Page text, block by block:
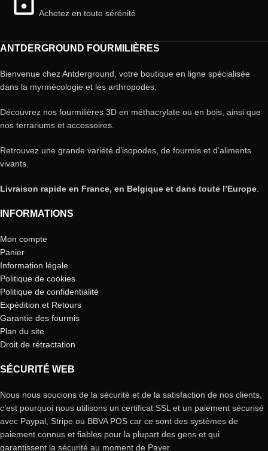
Achetez en toute sérénité
ANTDERGROUND FOURMILIÈRES
Bienvenue chez Antderground, votre boutique en ligne spécialisée
dans la myrmécologie et les arthropodes.
Découvrez nos fourmilières 3D en méthacrylate ou en bois, ainsi que
nos terrariums et accessoires.
Retrouvez une grande variété d’isopodes, de fourmis et d’aliments
vivants.
Livraison rapide en France, en Belgique et dans toute l’Europe
INFORMATIONS
Mon compte
Panier
Information légale
Politique de cookies
Politique de confidentialité
Expédition et Retours
Garantie des fourmis
Plan du site
Droit de rétractation
SÉCURITÉ WEB
Nous nous soucions de la sécurité et de la satisfaction de nos clients,
c’est pourquoi nous utilisons un certificat SSL et un paiement sécurisé
avec Paypal, Stripe ou BBVA POS car ce sont des systèmes de
paiement connus et fiables pour la plupart des gens et qui
garantissent la sécurité au moment de Payer.